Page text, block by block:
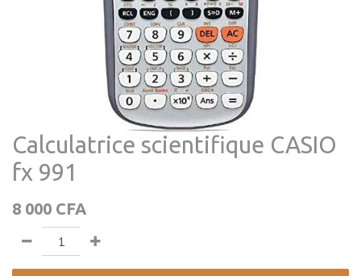
Calculatrice scientifique CASIO
fx 991
8 000 CFA